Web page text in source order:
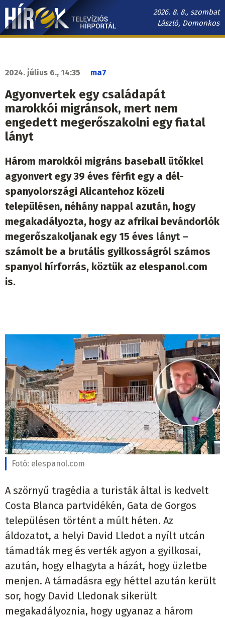
Ugrás
tartalomra
2026. 8. 8., szombat
László, Domonkos
Hírek.sk
navigáció
2024. július 6., 14:35 ma7
Agyonvertek egy családapát
marokkói migránsok, mert nem
engedett megerőszakolni egy fiatal
lányt
Három marokkói migráns baseball ütőkkel
agyonvert egy 39 éves férfit egy a dél-
spanyolországi Alicantehoz közeli
településen, néhány nappal azután, hogy
megakadályozta, hogy az afrikai bevándorlók
megerőszakoljanak egy 15 éves lányt –
számolt be a brutális gyilkosságról számos
spanyol hírforrás, köztük az elespanol.com
is.
Fotó: elespanol.com
A szörnyű tragédia a turisták által is kedvelt
Costa Blanca partvidékén, Gata de Gorgos
településen történt a múlt héten. Az
áldozatot, a helyi David Lledot a nyílt utcán
támadták meg és verték agyon a gyilkosai,
azután, hogy elhagyta a házát, hogy üzletbe
menjen. A támadásra egy héttel azután került
sor, hogy David Lledonak sikerült
megakadályoznia, hogy ugyanaz a három